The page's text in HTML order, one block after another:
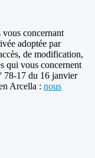
concernant
adoptée par
de modification,
qui vous concernent
78-17 du 16 janvier
Arcella : nous